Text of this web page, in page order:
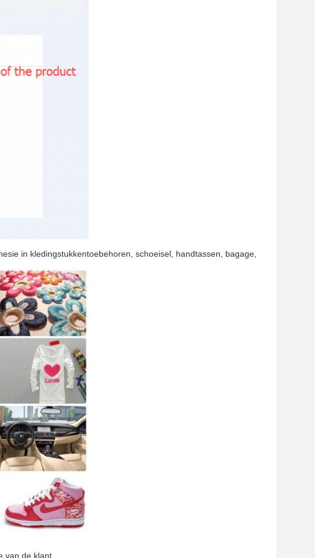
in kledingstukkentoebehoren, schoeisel, handtassen, bagage,
van de klant